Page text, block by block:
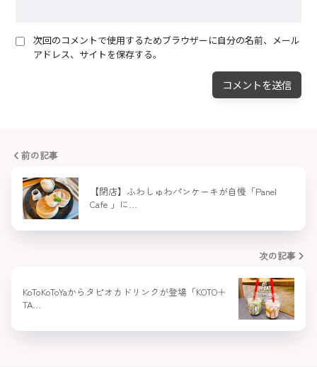
次回のコメントで使用するためブラウザーに自分の名前、メール
アドレス、サイトを保存する。
前の記事
【閉店】ふわしゅわパンケーキが自慢「Panel
Cafe 」に…
次の記事
KoToKoToYaからタピオカドリンクが登場「KOTO＋
TA…